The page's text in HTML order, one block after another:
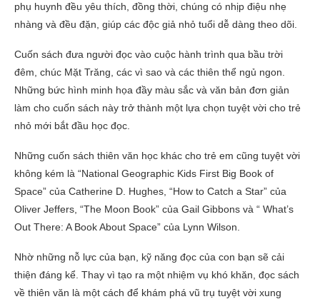
phụ huynh đều yêu thích, đồng thời, chúng có nhịp điệu nhẹ
nhàng và đều đặn, giúp các độc giả nhỏ tuổi dễ dàng theo dõi.
Cuốn sách đưa người đọc vào cuộc hành trình qua bầu trời
đêm, chúc Mặt Trăng, các vì sao và các thiên thể ngủ ngon.
Những bức hình minh họa đầy màu sắc và văn bản đơn giản
làm cho cuốn sách này trở thành một lựa chọn tuyệt vời cho trẻ
nhỏ mới bắt đầu học đọc.
Những cuốn sách thiên văn học khác cho trẻ em cũng tuyệt vời
không kém là “National Geographic Kids First Big Book of
Space” của Catherine D. Hughes, “How to Catch a Star” của
Oliver Jeffers, “The Moon Book” của Gail Gibbons và “ What’s
Out There: A Book About Space” của Lynn Wilson.
Nhờ những nỗ lực của bạn, kỹ năng đọc của con bạn sẽ cải
thiện đáng kể. Thay vì tạo ra một nhiệm vụ khó khăn, đọc sách
về thiên văn là một cách để khám phá vũ trụ tuyệt vời xung